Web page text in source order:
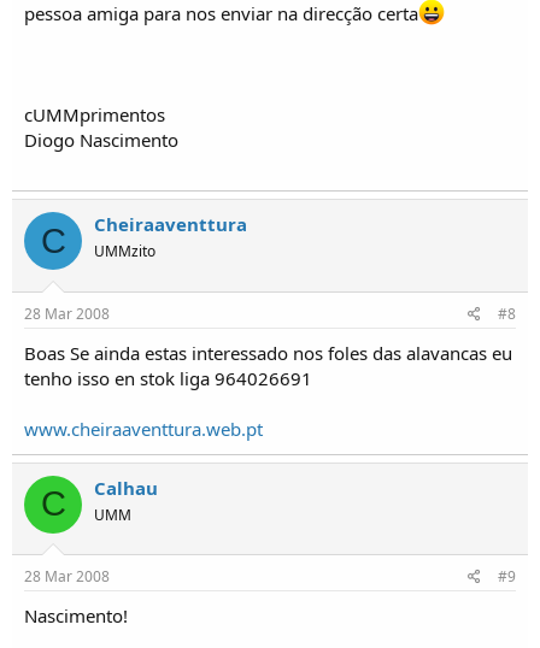
pessoa amiga para nos enviar na direcção certa
cUMMprimentos
Diogo Nascimento
C Cheiraaventtura
UMMzito
28 Mar 2008 #8
Boas Se ainda estas interessado nos foles das alavancas eu
tenho isso en stok liga 964026691
www.cheiraaventtura.web.pt
C Calhau
UMM
28 Mar 2008 #9
Nascimento!